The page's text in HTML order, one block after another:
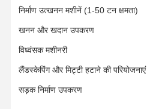
हमारे बारे में फैक्टरी यात्रा
निर्माण उत्खनन मशीनें (1-50 टन क्षमता)
खनन और खदान उपकरण
विध्वंसक मशीनरी
लैंडस्केपिंग और मिट्टी हटाने की परियोजनाएं
सड़क निर्माण उपकरण